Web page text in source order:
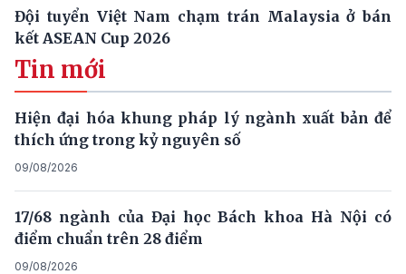
Đội tuyển Việt Nam chạm trán Malaysia ở bán
kết ASEAN Cup 2026
Tin mới
Hiện đại hóa khung pháp lý ngành xuất bản để
thích ứng trong kỷ nguyên số
09/08/2026
17/68 ngành của Đại học Bách khoa Hà Nội có
điểm chuẩn trên 28 điểm
09/08/2026